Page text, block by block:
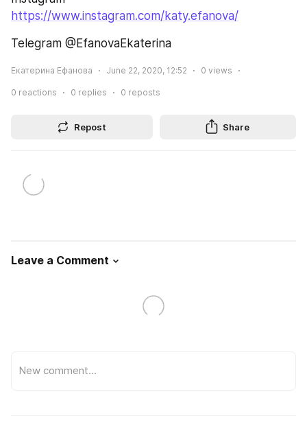
https://www.instagram.com/katy.efanova/
Telegram @EfanovaEkaterina
Екатерина Ефанова June 22, 2020, 12:52 0 views
0 reactions 0 replies 0 reposts
Repost Share
Leave a Comment